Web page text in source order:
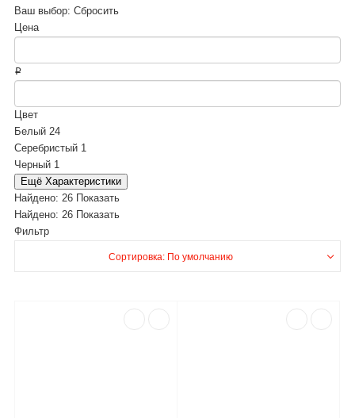
Ваш выбор: Сбросить
Цена
₽
Цвет
Белый 24
Серебристый 1
Черный 1
Ещё Характеристики
Найдено: 26 Показать
Найдено: 26 Показать
Фильтр
Сортировка: По умолчанию